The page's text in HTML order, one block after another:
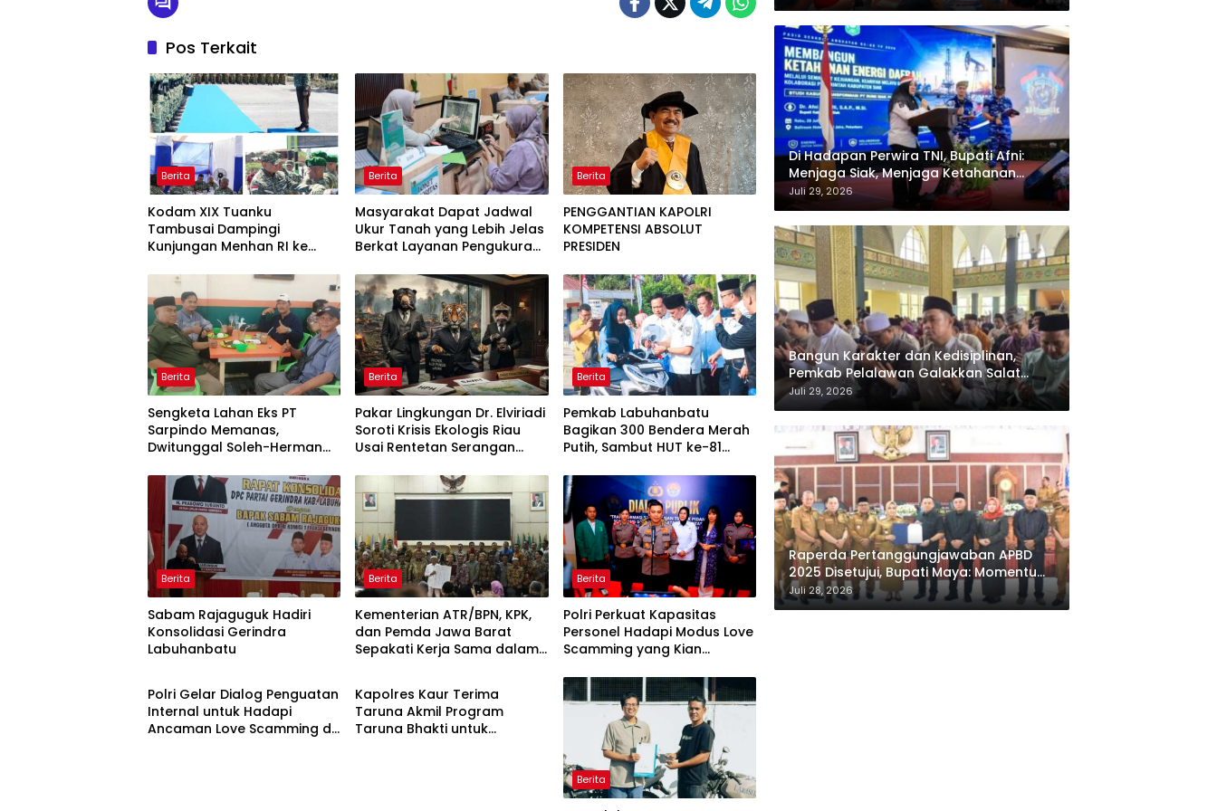
Pos Terkait
Berita
Kodam XIX Tuanku
Tambusai Dampingi
Kunjungan Menhan RI ke
Perkuat Pembangunan
Satuan
Berita
Masyarakat Dapat Jadwal
Ukur Tanah yang Lebih Jelas
Berkat Layanan Pengukuran
Berita
PENGGANTIAN KAPOLRI
KOMPETENSI ABSOLUT
PRESIDEN
Berita
Sengketa Lahan Eks PT
Sarpindo Memanas,
Dwitunggal Soleh-Herman
Pulau Rupat
Berita
Pakar Lingkungan Dr. Elviriadi
Soroti Krisis Ekologis Riau
Usai Rentetan Serangan
Beruang Terhadap Warga
Berita
Pemkab Labuhanbatu
Bagikan 300 Bendera Merah
Putih, Sambut HUT ke-81
Berita
Sabam Rajaguguk Hadiri
Konsolidasi Gerindra
Labuhanbatu
Berita
Kementerian ATR/BPN, KPK,
dan Pemda Jawa Barat
Sepakati Kerja Sama dalam
Daerah
Berita
Polri Perkuat Kapasitas
Personel Hadapi Modus Love
Scamming yang Kian
Berita
Polri Gelar Dialog Penguatan
Internal untuk Hadapi
Ancaman Love Scamming di
Berita
Kapolres Kaur Terima
Taruna Akmil Program
Taruna Bhakti untuk
Berita
Di Hadapan Perwira TNI, Bupati Afni:
Menjaga Siak, Menjaga Ketahanan
Energi Nasional
Juli 29, 2026
Bangun Karakter dan Kedisiplinan,
Pemkab Pelalawan Galakkan Salat
Berjamaah bagi ASN
Juli 29, 2026
Raperda Pertanggungjawaban APBD
2025 Disetujui, Bupati Maya: Momentum
Evaluasi Kinerja
Juli 28, 2026